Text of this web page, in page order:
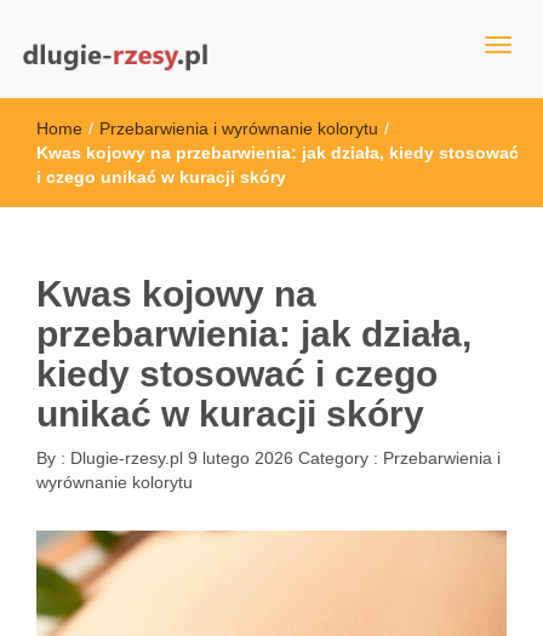
dlugie-rzesy.pl
Home / Przebarwienia i wyrównanie kolorytu /
Kwas kojowy na przebarwienia: jak działa, kiedy stosować
i czego unikać w kuracji skóry
Kwas kojowy na
przebarwienia: jak działa,
kiedy stosować i czego
unikać w kuracji skóry
By : Dlugie-rzesy.pl 9 lutego 2026 Category : Przebarwienia i
wyrównanie kolorytu